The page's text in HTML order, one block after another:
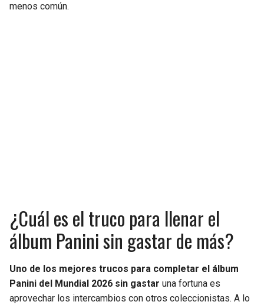
menos común.
¿Cuál es el truco para llenar el
álbum Panini sin gastar de más?
Uno de los mejores trucos para completar el álbum
Panini del Mundial 2026 sin gastar una fortuna es
aprovechar los intercambios con otros coleccionistas. A lo